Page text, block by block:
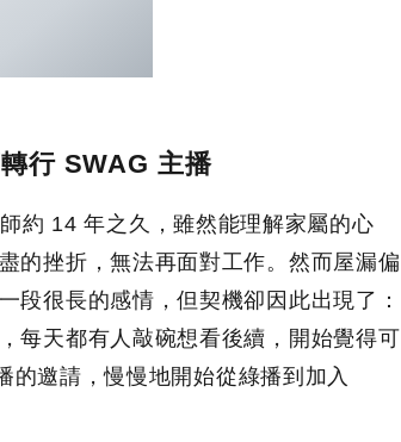
行 SWAG 主播
約 14 年之久，雖然能理解家屬的心
的挫折，無法再面對工作。然而屋漏偏
段很長的感情，但契機卻因此出現了：
每天都有人敲碗想看後續，開始覺得可
邀請，慢慢地開始從綠播到加入